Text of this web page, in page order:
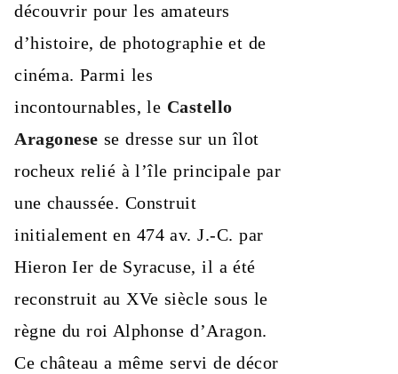
découvrir pour les amateurs
d’histoire, de photographie et de
cinéma. Parmi les
incontournables, le Castello
Aragonese se dresse sur un îlot
rocheux relié à l’île principale par
une chaussée. Construit
initialement en 474 av. J.-C. par
Hieron Ier de Syracuse, il a été
reconstruit au XVe siècle sous le
règne du roi Alphonse d’Aragon.
Ce château a même servi de décor